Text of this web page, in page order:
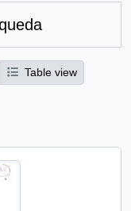
Table view